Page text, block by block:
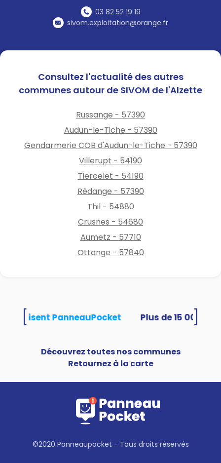
03 82 52 19 19
sivom.exploitation@orange.fr
Début des récoltes avec
15 jours à 1 mois d’avance,
Développement des
plans d’eau de baignade que
notamment sur la Moselle,
Arrêt des centrales
Face à ce constat,Pascal
a décidé de placer l’ensemble
du département en
situation d’alerte.
Le déclenchement du niveau
place de mesures de
restriction, notamment :
Interdiction de l’arrosage des
espaces arborés, massifs
fleuris en pleine terre ou en
jardins potagers de 8h à 20h,
de 8h à 20h,
Interdiction de remplissage
sauf dérogations précisées
dans l’arrêté préfectoral de
restriction,
Interdiction de nettoyage des
terrasses, façades, toitures…)
Consultez l'actualité des autres
communes autour de SIVOM de l'Alzette
Russange - 57390
Audun-le-Tiche - 57390
Gendarmerie COB d'Audun-le-Tiche - 57390
Villerupt - 54190
Tiercelet - 54190
Rédange - 57390
Thil - 54880
Crusnes - 54680
Aumetz - 57710
Ottange - 57840
utilisent PanneauPocket
Découvrez toutes nos communes
Retournez à la carte
©2020 Panneaupocket - Tous droits réservés